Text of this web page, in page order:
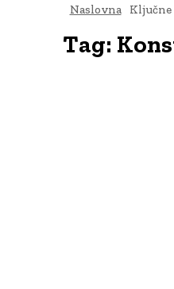
Naslovna Ključne
Tag: